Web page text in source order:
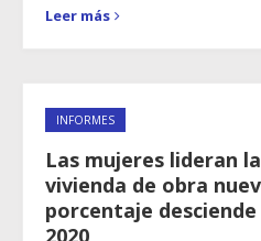
Leer más
INFORMES
Las mujeres lideran
vivienda de obra
porcentaje
2020